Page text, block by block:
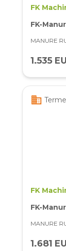
FK
FK-
MANURE
1.535
business
FK
FK-
MANURE
1.681